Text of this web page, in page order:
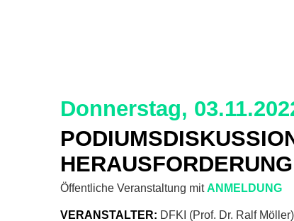
Donnerstag,
Öffentliche Veranstaltung mitANMELDUNG
VERANSTALTER: DFKI (Prof. Dr. Ralf